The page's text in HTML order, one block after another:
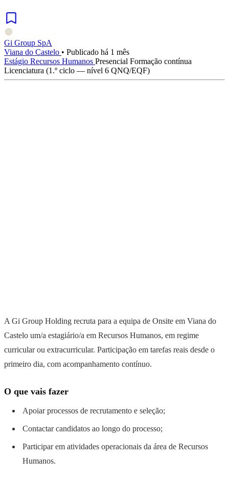
Gi Group SpA
Viana do Castelo • Publicado há 1 mês
Estágio Recursos Humanos Presencial Formação contínua
Licenciatura (1.º ciclo — nível 6 QNQ/EQF)
A Gi Group Holding recruta para a equipa de Onsite em Viana do
Castelo um/a estagiário/a em Recursos Humanos, em regime
curricular ou extracurricular. Participação em tarefas reais desde o
primeiro dia, com acompanhamento contínuo.
O que vais fazer
Apoiar processos de recrutamento e seleção;
Contactar candidatos ao longo do processo;
Participar em atividades operacionais da área de Recursos
Humanos.